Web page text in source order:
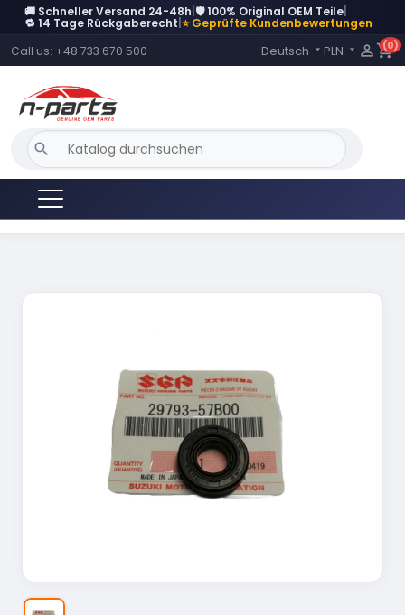
🚚 Schneller Versand 24-48h 🛡️ 100% Original OEM Teile
🔁 14 Tage Rückgaberecht ⭐ Geprüfte Kundenbewertungen
Call us: +48 733 670 500 Language:
Deutsch  PLN   shopping_cart
(0)
search